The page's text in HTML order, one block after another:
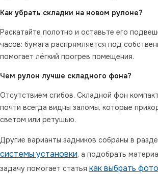
Как убрать складки на новом рулоне?
Раскатайте полотно и оставьте его
часов: бумага распрямляется под
помогает лёгкий прогрев помещения.
Чем рулон лучше складного фона?
Отсутствием сгибов. Складной фон
почти всегда видны заломы, которые
светом или ретушью.
Другие варианты задников собраны в
системы установки, а подобрать
задачу помогает статья как выбрать